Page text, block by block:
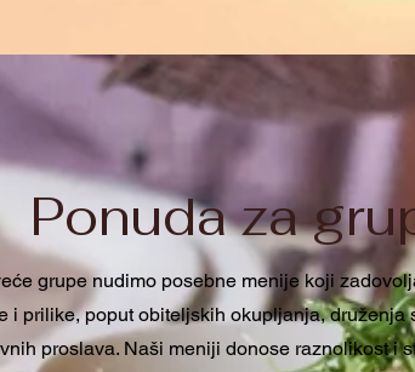
Ponuda za
grupe nudimo posebne menije koji
i prilike, poput obiteljskih okupljanja, druženja
proslava. Naši meniji donose raznolikost i